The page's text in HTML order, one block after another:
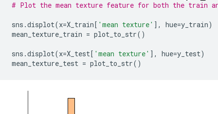
# Plot the mean texture feature for both the train
sns .displot(x=X_train[ 'mean texture' ], hue=y_train)
mean_texture_train = plot_to_str()
sns .displot(x=X_test[ 'mean texture' ], hue=y_test)
mean_texture_test = plot_to_str()